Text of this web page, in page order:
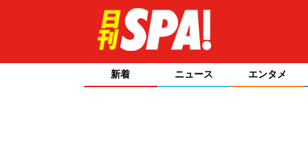
新着 ニュース エンタメ